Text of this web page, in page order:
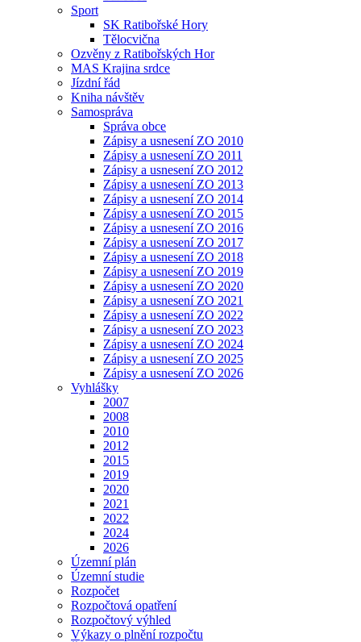
Sport
SK Ratibořské Hory
Tělocvična
Ozvěny z Ratibořských Hor
MAS Krajina srdce
Jízdní řád
Kniha návštěv
Samospráva
Správa obce
Zápisy a usnesení ZO 2010
Zápisy a usnesení ZO 2011
Zápisy a usnesení ZO 2012
Zápisy a usnesení ZO 2013
Zápisy a usnesení ZO 2014
Zápisy a usnesení ZO 2015
Zápisy a usnesení ZO 2016
Zápisy a usnesení ZO 2017
Zápisy a usnesení ZO 2018
Zápisy a usnesení ZO 2019
Zápisy a usnesení ZO 2020
Zápisy a usnesení ZO 2021
Zápisy a usnesení ZO 2022
Zápisy a usnesení ZO 2023
Zápisy a usnesení ZO 2024
Zápisy a usnesení ZO 2025
Zápisy a usnesení ZO 2026
Vyhlášky
2007
2008
2010
2012
2015
2019
2020
2021
2022
2024
2026
Územní plán
Územní studie
Rozpočet
Rozpočtová opatření
Rozpočtový výhled
Výkazy o plnění rozpočtu